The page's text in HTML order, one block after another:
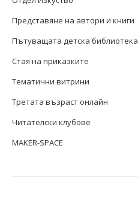
Представяне на автори и книги
Пътуващата детска библиотека
Стая на приказките
Тематични витрини
Третата възраст онлайн
Читателски клубове
MAKER-SPACE